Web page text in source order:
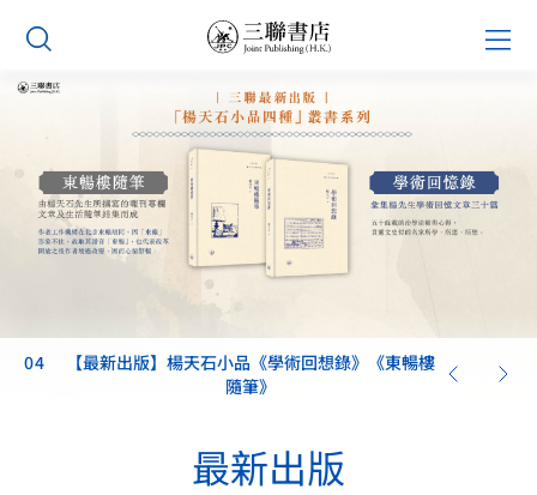
Skip
content
【最新出版】楊天石小品《學術回想錄》《東暢樓
隨筆》
04
最新出版